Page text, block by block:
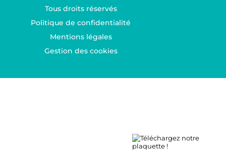
Tous droits réservés
Politique de confidentialité
Mentions légales
Gestion des cookies